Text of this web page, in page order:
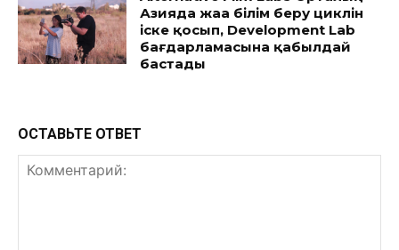
Азияда жаңа білім беру циклін
іске қосып, Development Lab
бағдарламасына қабылдай
бастады
ОСТАВЬТЕ ОТВЕТ